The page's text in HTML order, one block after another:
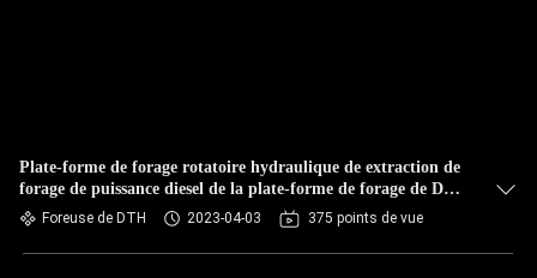
Plate-forme de forage rotatoire hydraulique de extraction de
forage de puissance diesel de la plate-forme de forage de DTH
78kwForeuse de DTH 2023-04-03 375 points de vue